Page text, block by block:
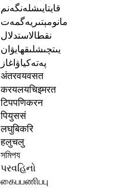
قايتايىشلەنگەنم
مانومېتىريەگمەت
نقطالاستدلال
يىتچىشلىقھايۋان
پەتەكياۋاغاز
अंतरवयवसत
करयलयचिइमरत
टिपपणिकरन
पियुससं
लघुबिकरि
हलुचलु
সমিপয
પરવહિનો
கைபபணிபபு